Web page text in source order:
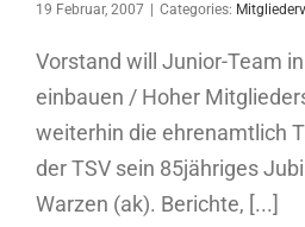
19 Februar, 2007 Categories:
Vorstand will Junior-Team
einbauen / Hoher
weiterhin die ehrenamtlich
der TSV sein 85jähriges
Warzen (ak). Berichte, [...]